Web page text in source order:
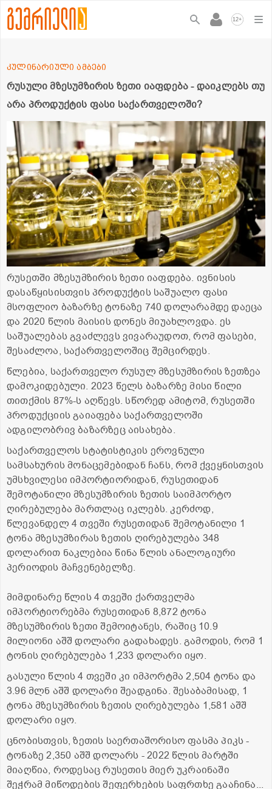
12+
რუსული მზესუმზირის ზეთი იაფდება - დაიკლებს თუ
არა პროდუქტის ფასი საქართველოში?
კულინარიული ამბები
რუსეთში მზესუმზირის ზეთი იაფდება. ივნისის
დასაწყისისთვის პროდუქტის საშუალო ფასი
მსოფლიო ბაზარზე ტონაზე 740 დოლარამდე დაეცა
და 2020 წლის მაისის დონეს მიუახლოვდა. ეს
საშუალებას გვაძლევს ვივარაუდოთ, რომ ფასები,
შესაძლოა, საქართველოშიც შემცირდეს.
წლებია, საქართველო რუსულ მზესუმზირის ზეთზეა
დამოკიდებული. 2023 წელს ბაზარზე მისი წილი
თითქმის 87%-ს აღწევს. სწორედ ამიტომ, რუსეთში
პროდუქციის გაიაფება საქართველოში
ადგილობრივ ბაზარზეც აისახება.
საქართველოს სტატისტიკის ეროვნული
სამსახურის მონაცემებიდან ჩანს, რომ ქვეყნისთვის
უმსხვილესი იმპორტიორიდან, რუსეთიდან
შემოტანილი მზესუმზირის ზეთის საიმპორტო
ღირებულება მართლაც იკლებს. კერძოდ,
წლევანდელ 4 თვეში რუსეთიდან შემოტანილი 1
ტონა მზესუმზირას ზეთის ღირებულება 348
დოლარით ნაკლებია წინა წლის ანალოგიური
პერიოდის მაჩვენებელზე.
მიმდინარე წლის 4 თვეში ქართველმა
იმპორტიორებმა რუსეთიდან 8,872 ტონა
მზესუმზირის ზეთი შემოიტანეს, რაშიც 10.9
მილიონი აშშ დოლარი გადახადეს. გამოდის, რომ 1
ტონის ღირებულება 1,233 დოლარი იყო.
გასული წლის 4 თვეში კი იმპორტმა 2,504 ტონა და
3.96 მლნ აშშ დოლარი შეადგინა. შესაბამისად, 1
ტონა მზესუმზირის ზეთის ღირებულება 1,581 აშშ
დოლარი იყო.
ცნობისთვის, ზეთის საერთაშორისო ფასმა პიკს -
ტონაზე 2,350 აშშ დოლარს - 2022 წლის მარტში
მიაღწია, როდესაც რუსეთის მიერ უკრაინაში
შეჭრამ მიწოდების შეფერხების საფრთხე გააჩინა...